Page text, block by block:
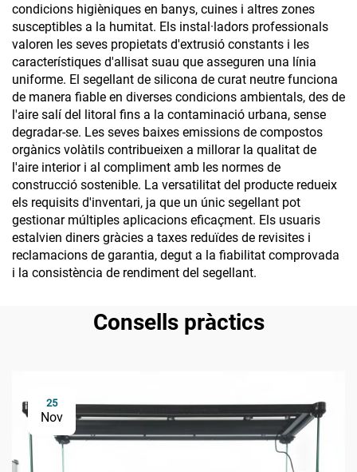
condicions higièniques en banys, cuines i altres zones
susceptibles a la humitat. Els instal·ladors professionals
valoren les seves propietats d'extrusió constants i les
característiques d'allisat suau que asseguren una línia
uniforme. El segellant de silicona de curat neutre funciona
de manera fiable en diverses condicions ambientals, des de
l'aire salí del litoral fins a la contaminació urbana, sense
degradar-se. Les seves baixes emissions de compostos
orgànics volàtils contribueixen a millorar la qualitat de
l'aire interior i al compliment amb les normes de
construcció sostenible. La versatilitat del producte redueix
els requisits d'inventari, ja que un únic segellant pot
gestionar múltiples aplicacions eficaçment. Els usuaris
estalvien diners gràcies a taxes reduïdes de revisites i
reclamacions de garantia, degut a la fiabilitat comprovada
i la consistència de rendiment del segellant.
Consells pràctics
25
Nov